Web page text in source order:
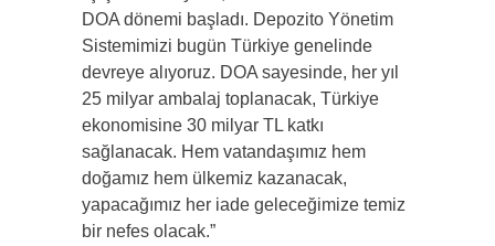
DOA dönemi başladı. Depozito Yönetim
Sistemimizi bugün Türkiye genelinde
devreye alıyoruz. DOA sayesinde, her yıl
25 milyar ambalaj toplanacak, Türkiye
ekonomisine 30 milyar TL katkı
sağlanacak. Hem vatandaşımız hem
doğamız hem ülkemiz kazanacak,
yapacağımız her iade geleceğimize temiz
bir nefes olacak.”